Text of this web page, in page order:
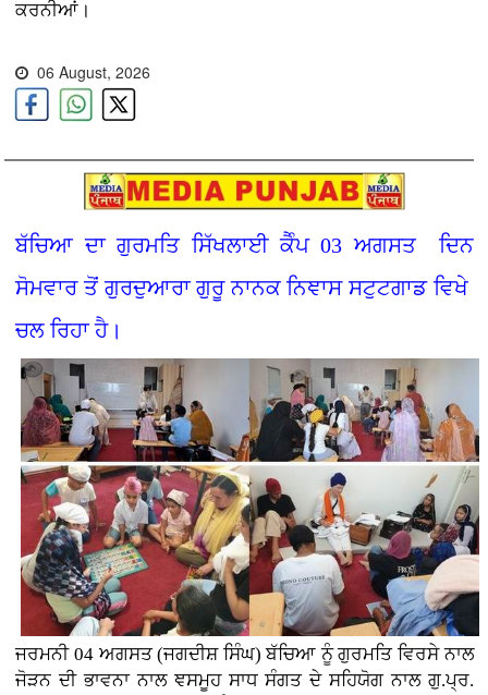
ਕਰਨੀਆਂ।
06 August, 2026
ਬੱਚਿਆ ਦਾ ਗੁਰਮਤਿ ਸਿੱਖਲਾਈ ਕੈੰਪ 03 ਅਗਸਤ ਦਿਨ
ਸੋਮਵਾਰ ਤੋਂ ਗੁਰਦੁਆਰਾ ਗੁਰੂ ਨਾਨਕ ਨਿਞਾਸ ਸਟੁਟਗਾਡ ਵਿਖੇ
ਚਲ ਰਿਹਾ ਹੈ।
ਜਰਮਨੀ04 ਅਗਸਤ (ਜਗਦੀਸ਼ ਸਿੰਘ) ਬੱਚਿਆ ਨੂੰ ਗੁਰਮਤਿ ਵਿਰਸੇ ਨਾਲ
ਜੋੜਨ ਦੀ ਭਾਵਨਾ ਨਾਲ ਞਸਮੂਹ ਸਾਧ ਸੰਗਤ ਦੇ ਸਹਿਯੋਗ ਨਾਲ ਗੁ.ਪ੍ਰ.